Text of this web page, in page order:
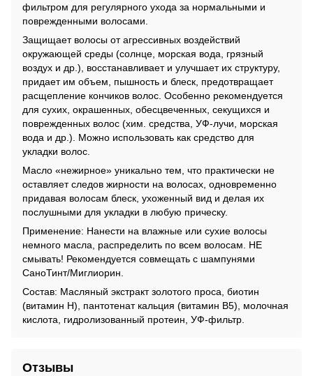
фильтром для регулярного ухода за нормальными и
поврежденными волосами.
Защищает волосы от агрессивных воздействий
окружающей среды (солнце, морская вода, грязный
воздух и др.), восстанавливает и улучшает их структуру,
придает им объем, пышность и блеск, предотвращает
расщепление кончиков волос. Особенно рекомендуется
для сухих, окрашенных, обесцвеченных, секущихся и
поврежденных волос (хим. средства, УФ-лучи, морская
вода и др.). Можно использовать как средство для
укладки волос.
Масло «нежирное» уникально тем, что практически не
оставляет следов жирности на волосах, одновременно
придавая волосам блеск, ухоженный вид и делая их
послушными для укладки в любую прическу.
Применение: Нанести на влажные или сухие волосы
немного масла, распределить по всем волосам. НЕ
смывать! Рекомендуется совмещать с шампунями
СаноТинт/Миглиорин.
Состав: Масляный экстракт золотого проса, биотин
(витамин Н), пантотенат кальция (витамин B5), молочная
кислота, гидролизованный протеин, УФ-фильтр.
Отзывы